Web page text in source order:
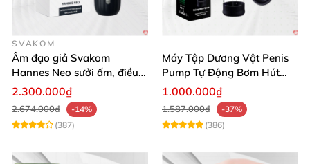
SVAKOM
Âm đạo giả Svakom
Hannes Neo sưởi ấm, điều
khiển app thông minh
2.300.000₫
2.674.000₫
-14%
(387)
Máy Tập Dương Vật Penis
Pump Tự Động Bơm Hút
Kích Thước Lớn
1.000.000₫
1.587.000₫
-37%
(386)